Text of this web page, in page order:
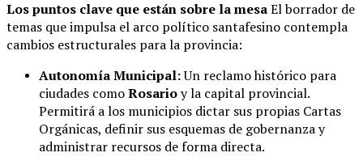
Los puntos clave que están sobre la mesaEl borrador de
temas que impulsa el arco político santafesino contempla
cambios estructurales para la provincia:
Autonomía Municipal:Un reclamo histórico para
ciudades comoRosarioy la capital provincial.
Permitirá a los municipios dictar sus propias Cartas
Orgánicas, definir sus esquemas de gobernanza y
administrar recursos de forma directa.